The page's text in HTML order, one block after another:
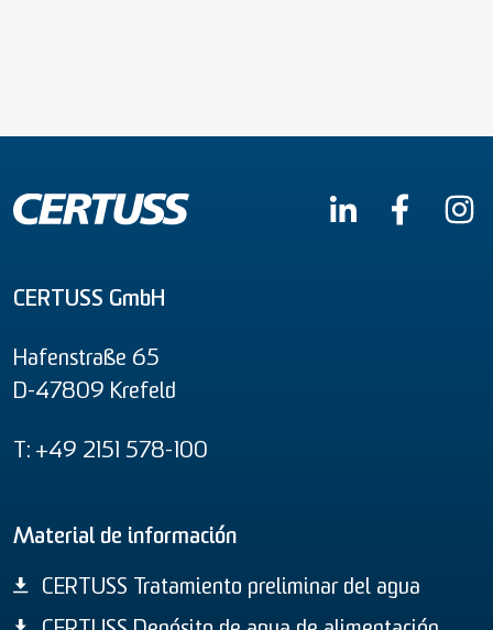
CERTUSS GmbH
Hafenstraße 65
D-47809 Krefeld
T: +49 2151 578-100
Material de información
CERTUSS Tratamiento preliminar del agua